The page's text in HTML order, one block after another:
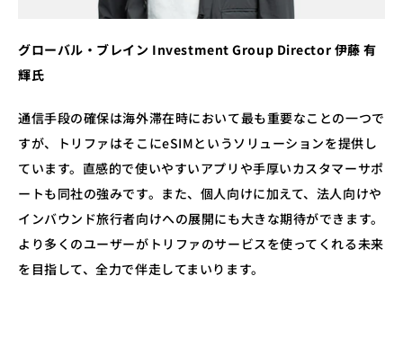
グローバル・ブレイン Investment Group Director 伊藤 有
輝氏
通信手段の確保は海外滞在時において最も重要なことの一つで
すが、トリファはそこにeSIMというソリューションを提供し
ています。直感的で使いやすいアプリや手厚いカスタマーサポ
ートも同社の強みです。また、個人向けに加えて、法人向けや
インバウンド旅行者向けへの展開にも大きな期待ができます。
より多くのユーザーがトリファのサービスを使ってくれる未来
を目指して、全力で伴走してまいります。